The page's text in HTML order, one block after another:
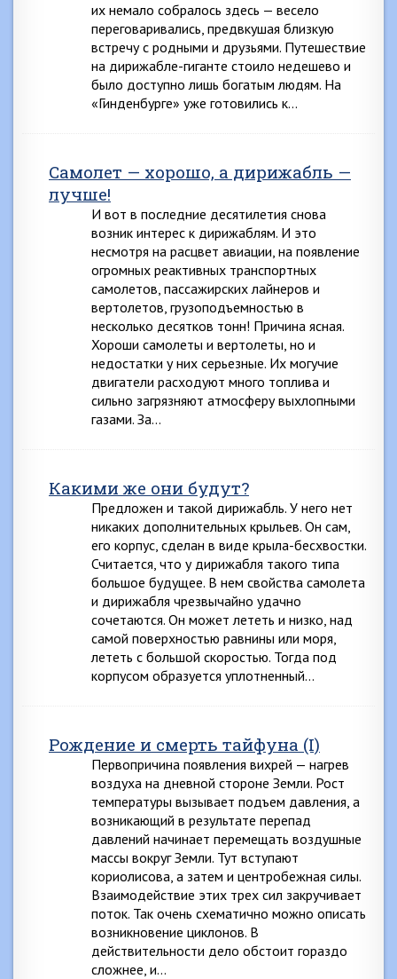
их немало собралось здесь — весело
переговаривались, предвкушая близкую
встречу с родными и друзьями. Путешествие
на дирижабле-гиганте стоило недешево и
было доступно лишь богатым людям. На
«Гинденбурге» уже готовились к…
Самолет — хорошо, а дирижабль —
лучше!
И вот в последние десятилетия снова
возник интерес к дирижаблям. И это
несмотря на расцвет авиации, на появление
огромных реактивных транспортных
самолетов, пассажирских лайнеров и
вертолетов, грузоподъемностью в
несколько десятков тонн! Причина ясная.
Хороши самолеты и вертолеты, но и
недостатки у них серьезные. Их могучие
двигатели расходуют много топлива и
сильно загрязняют атмосферу выхлопными
газами. За…
Какими же они будут?
Предложен и такой дирижабль. У него нет
никаких дополнительных крыльев. Он сам,
его корпус, сделан в виде крыла-бесхвостки.
Считается, что у дирижабля такого типа
большое будущее. В нем свойства самолета
и дирижабля чрезвычайно удачно
сочетаются. Он может лететь и низко, над
самой поверхностью равнины или моря,
лететь с большой скоростью. Тогда под
корпусом образуется уплотненный…
Рождение и смерть тайфуна (I)
Первопричина появления вихрей — нагрев
воздуха на дневной стороне Земли. Рост
температуры вызывает подъем давления, а
возникающий в результате перепад
давлений начинает перемещать воздушные
массы вокруг Земли. Тут вступают
кориолисова, а затем и центробежная силы.
Взаимодействие этих трех сил закручивает
поток. Так очень схематично можно описать
возникновение циклонов. В
действительности дело обстоит гораздо
сложнее, и…